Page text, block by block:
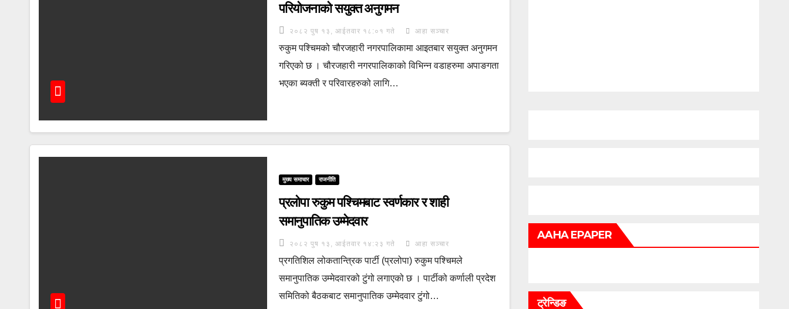
परियोजनाको सयुक्त अनुगमन
२०८२ पुष १३, आईतवार १८:०१ गते आहा सञ्चार
रुकुम पश्चिमको चौरजहारी नगरपालिकामा आइतबार सयुक्त अनुगमन
गरिएको छ । चौरजहारी नगरपालिकाको विभिन्न वडाहरुमा अपाङगता
भएका ब्यक्ती र परिवारहरुको लागि…
मुख्य समाचार राजनीति
प्रलोपा रुकुम पश्चिमबाट स्वर्णकार र शाही
समानुपातिक उम्मेदवार
२०८२ पुष १३, आईतवार १४:२३ गते आहा सञ्चार
प्रगतिशिल लोकतान्त्रिक पार्टी (प्रलोपा) रुकुम पश्चिमले
समानुपातिक उम्मेदवारको टुंगो लगाएको छ । पार्टीको कर्णाली प्रदेश
समितिको बैठकबाट समानुपातिक उम्मेदवार टुंगो…
AAHA EPAPER
ट्रेन्डिङ